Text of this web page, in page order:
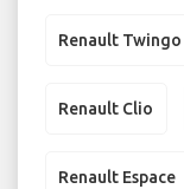
Renault Twingo
Renault Clio
Renault Espace